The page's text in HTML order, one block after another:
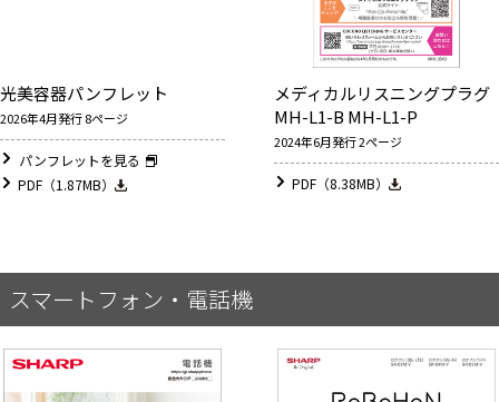
光美容器パンフレット
2026年4月発行 8ページ
パンフレットを見る
PDF（1.87MB）
メディカルリスニングプラグ
MH-L1-B MH-L1-P
2024年6月発行 2ページ
PDF（8.38MB）
スマートフォン・電話機